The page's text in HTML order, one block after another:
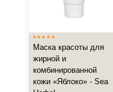
Распаривание
Маска красоты для
жирной и
комбинированной
кожи «Яблоко» - Sea